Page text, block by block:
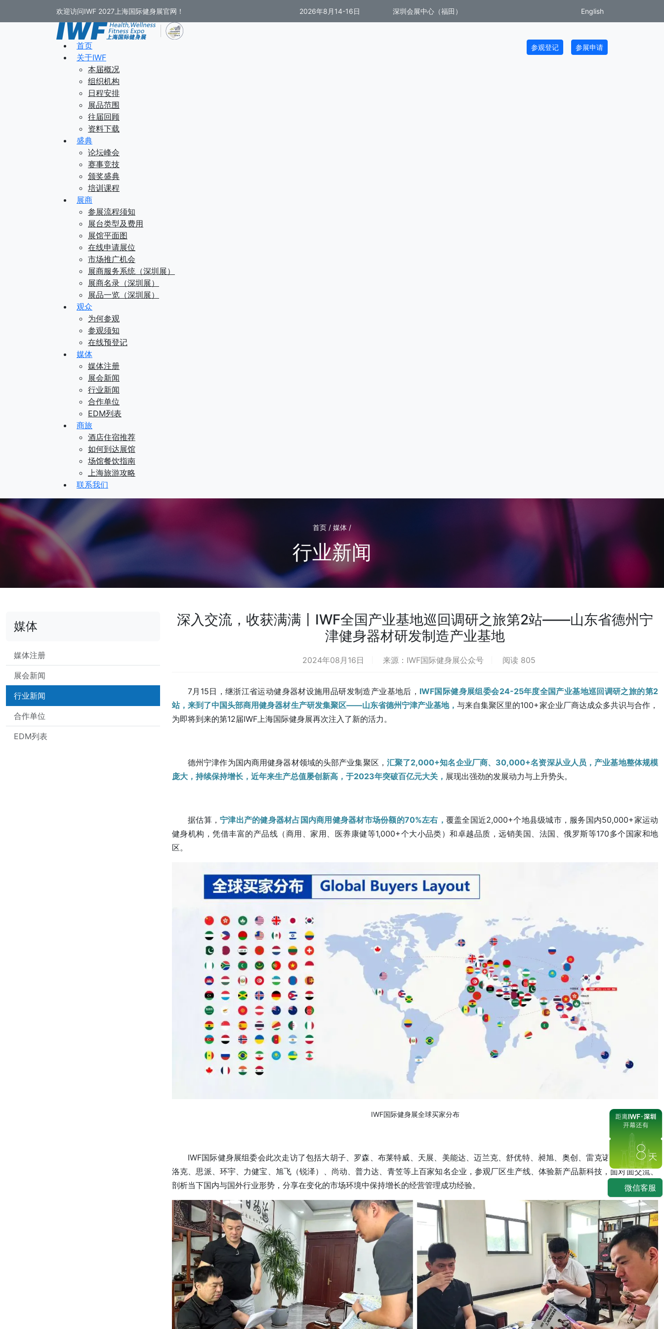
欢迎访问IWF 2027上海国际健身展官网！ 2026年8月14-16日 深圳会展中心（福田） English
参观登记 参展申请
首页
关于IWF
本届概况
组织机构
日程安排
展品范围
往届回顾
资料下载
盛典
论坛峰会
赛事竞技
颁奖盛典
培训课程
展商
参展流程须知
展台类型及费用
展馆平面图
在线申请展位
市场推广机会
展商服务系统（深圳展）
展商名录（深圳展）
展品一览（深圳展）
观众
为何参观
参观须知
在线预登记
媒体
媒体注册
展会新闻
行业新闻
合作单位
EDM列表
商旅
酒店住宿推荐
如何到达展馆
场馆餐饮指南
上海旅游攻略
联系我们
首页 / 媒体 /
行业新闻
媒体
媒体注册
展会新闻
行业新闻
合作单位
EDM列表
深入交流，收获满满丨IWF全国产业基地巡回调研之旅第2站——山东省德州宁
津健身器材研发制造产业基地
2024年08月16日 来源：IWF国际健身展公众号 阅读 805
7月15日，继浙江省运动健身器材设施用品研发制造产业基地后， IWF国际健身展组委会24-25年度全国产业基地巡回调研之旅的第2
站，来到了中国头部商用健身器材生产研发集聚区——山东省德州宁津产业基地，与来自集聚区里的100+家企业厂商达成众多共识与合作，
为即将到来的第12届IWF上海国际健身展再次注入了新的活力。
德州宁津作为国内商用健身器材领域的头部产业集聚区， 汇聚了2,000+知名企业厂商、30,000+名资深从业人员，产业基地整体规模
庞大，持续保持增长，近年来生产总值屡创新高，于2023年突破百亿元大关， 展现出强劲的发展动力与上升势头。
据估算，宁津出产的健身器材占国内商用健身器材市场份额的70%左右， 覆盖全国近2,000+个地县级城市，服务国内50,000+家运动
健身机构，凭借丰富的产品线（商用、家用、医养康健等1,000+个大小品类）和卓越品质，远销美国、法国、俄罗斯等170多个国家和地
区。
IWF国际健身展全球买家分布
IWF国际健身展组委会此次走访了包括大胡子、罗森、布莱特威、天展、美能达、迈兰克、舒优特、昶旭、奥创、雷克诺德、巨人、柯
洛克、思派、环宇、力健宝、旭飞（锐泽）、尚动、普力达、青笠等上百家知名企业，参观厂区生产线、体验新产品新科技，面对面交流、
剖析当下国内与国外行业形势，分享在变化的市场环境中保持增长的经营管理成功经验。
8
微信客服